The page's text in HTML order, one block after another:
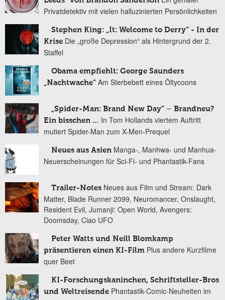
Privatdetektiv mit vielen halluzinierten Persönlichkeiten
Stephen King: „It: Welcome to Derry“ - In der
Krise Die „große Depression“ als Hintergrund der 2.
Staffel
Obama empfiehlt: George Saunders
„Nachtwache“ Am Sterbebett eines Öltycoons
„Spider-Man: Brand New Day“ – Brandneu?
Ein bisschen … In Tom Hollands viertem Auftritt
mutiert Spider-Man zum X-Men-Prequel
Neues aus Asien Manga-, Manhwa- und Manhua-
Neuerscheinungen für Sci-Fi- und Phantastik-Fans
Trailer-Notes Neues aus Film und Stream: Dark
Matter, Blade Runner 2099, Neuromancer, Onslaught,
Resident Evil, Jumanji: Open World, Avengers:
Doomsday, Ciao UFO
Peter Watts und Neill Blomkamp
präsentieren einen KI-Film Plus andere Kurzfilme
quer Beet
KI-Forschungskaninchen, Schriftsteller-Bros
und Weltreisende Phantastik-Comic-Neuheiten im